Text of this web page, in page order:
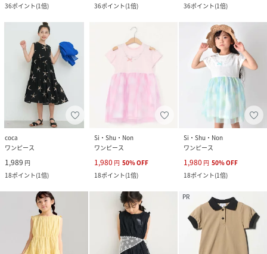
36ポイント(1倍)
36ポイント(1倍)
36ポイント(1倍)
coca
ワンピース
1,989 円
18ポイント(1倍)
Si・Shu・Non
ワンピース
1,980 円 50%OFF
18ポイント(1倍)
Si・Shu・Non
ワンピース
1,980 円 50%OFF
18ポイント(1倍)
PR